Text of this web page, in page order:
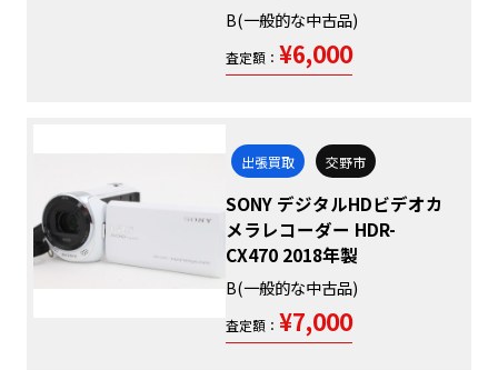
B(一般的な中古品)
査定額： ¥6,000
出張買取 交野市
SONY デジタルHDビデオカ
メラレコーダー HDR-
CX470 2018年製
B(一般的な中古品)
査定額： ¥7,000